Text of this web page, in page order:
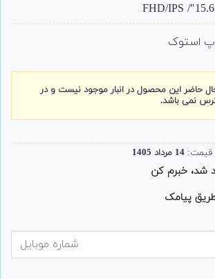
استوک
حاضر این محصول در انبار موجود نیست و در
نمی باشد.
قیمت: 14 مرداد 1405
شد، خبرم کن
طریق پیامک